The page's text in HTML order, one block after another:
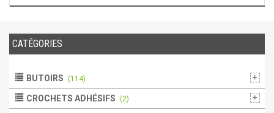
CATÉGORIES
BUTOIRS (114)
CROCHETS ADHÉSIFS (2)